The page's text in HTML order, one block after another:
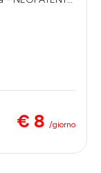
€ 8 /giorno